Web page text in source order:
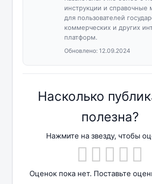
инструкции и справочные
для пользователей
коммерческих и других
платформ.
Обновлено: 12.09.2024
Насколько
полезна?
Нажмите на звезду, чтобы
Оценок пока нет. Поставьте